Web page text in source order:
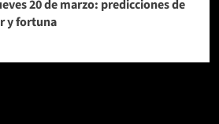
20 de marzo: predicciones de
y fortuna